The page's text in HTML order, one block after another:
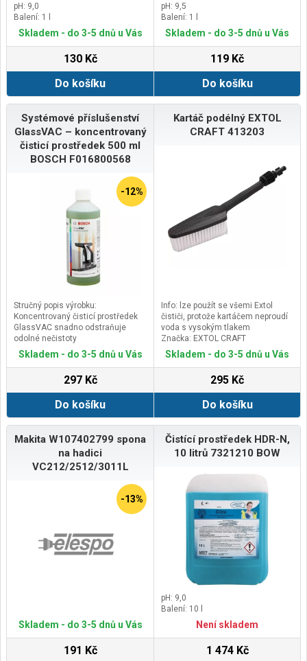
pH: 9,0
Balení: 1 l
Skladem - do 3-5 dnů u Vás
130 Kč
Do košíku
pH: 9,5
Balení: 1 l
Skladem - do 3-5 dnů u Vás
119 Kč
Do košíku
Systémové příslušenství
GlassVAC – koncentrovaný
čisticí prostředek 500 ml
BOSCH F016800568
-12%
Stručný popis výrobku:
Koncentrovaný čisticí prostředek
GlassVAC snadno odstraňuje
odolné nečistoty
Vlastnosti hlavního výrobku:
Použití s Bosch GlassVAC
Podsekce kategorie produktů:
Systémové příslušenství
Rozsah dodávky: Kartonová
Skladem - do 3-5 dnů u Vás
297 Kč
Do košíku
Kartáč podélný EXTOL
CRAFT 413203
Info: lze použít se všemi Extol
čističi, protože kartáčem neproudí
voda s vysokým tlakem
Značka: EXTOL CRAFT
Doplňující parametr: 16cm, max.
tlak vody 70bar
Skladem - do 3-5 dnů u Vás
295 Kč
Do košíku
Makita W107402799 spona
na hadici
VC212/2512/3011L
-13%
Skladem - do 3-5 dnů u Vás
191 Kč
Čistící prostředek HDR-N,
10 litrů 7321210 BOW
pH: 9,0
Balení: 10 l
Není skladem
1 474 Kč